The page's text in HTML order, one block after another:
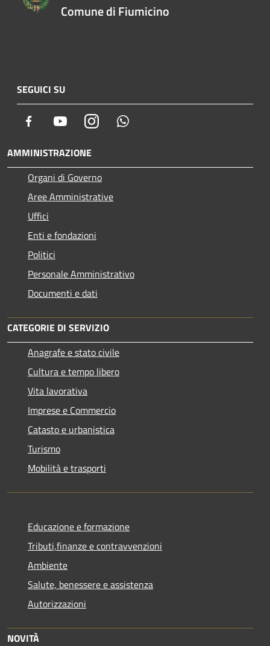
Comune di Fiumicino
SEGUICI SU
Facebook YoutubeInstagram
AMMINISTRAZIONE
Organi di Governo
Aree Amministrative
Uffici
Enti e fondazioni
Politici
Personale Amministrativo
Documenti e dati
CATEGORIE DI SERVIZIO
Anagrafe e stato civile
Cultura e tempo libero
Vita lavorativa
Imprese e Commercio
Catasto e urbanistica
Turismo
Mobilità e trasporti
Educazione e formazione
Tributi,finanze e contravvenzioni
Ambiente
Salute, benessere e assistenza
Autorizzazioni
NOVITÀ